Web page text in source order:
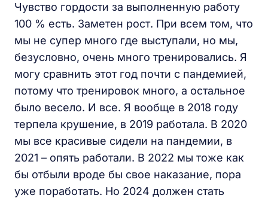
Чувство гордости за выполненную работу
100 % есть. Заметен рост. При всем том, что
мы не супер много где выступали, но мы,
безусловно, очень много тренировались. Я
могу сравнить этот год почти с пандемией,
потому что тренировок много, а остальное
было весело. И все. Я вообще в 2018 году
терпела крушение, в 2019 работала. В 2020
мы все красивые сидели на пандемии, в
2021 – опять работали. В 2022 мы тоже как
бы отбыли вроде бы свое наказание, пора
уже поработать. Но 2024 должен стать